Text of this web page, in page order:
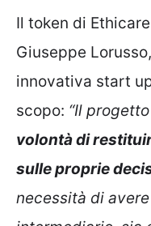
Il token di
Giuseppe
innovativa start
scopo: “Il
volontà di
sulle proprie
necessità di